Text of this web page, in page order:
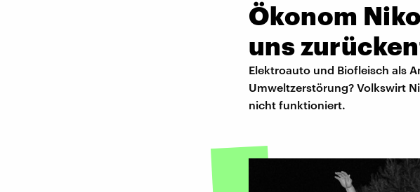
Ökonom
uns
Elektroauto und Biofleisch als
Umweltzerstörung? Volkswirt
nicht funktioniert.